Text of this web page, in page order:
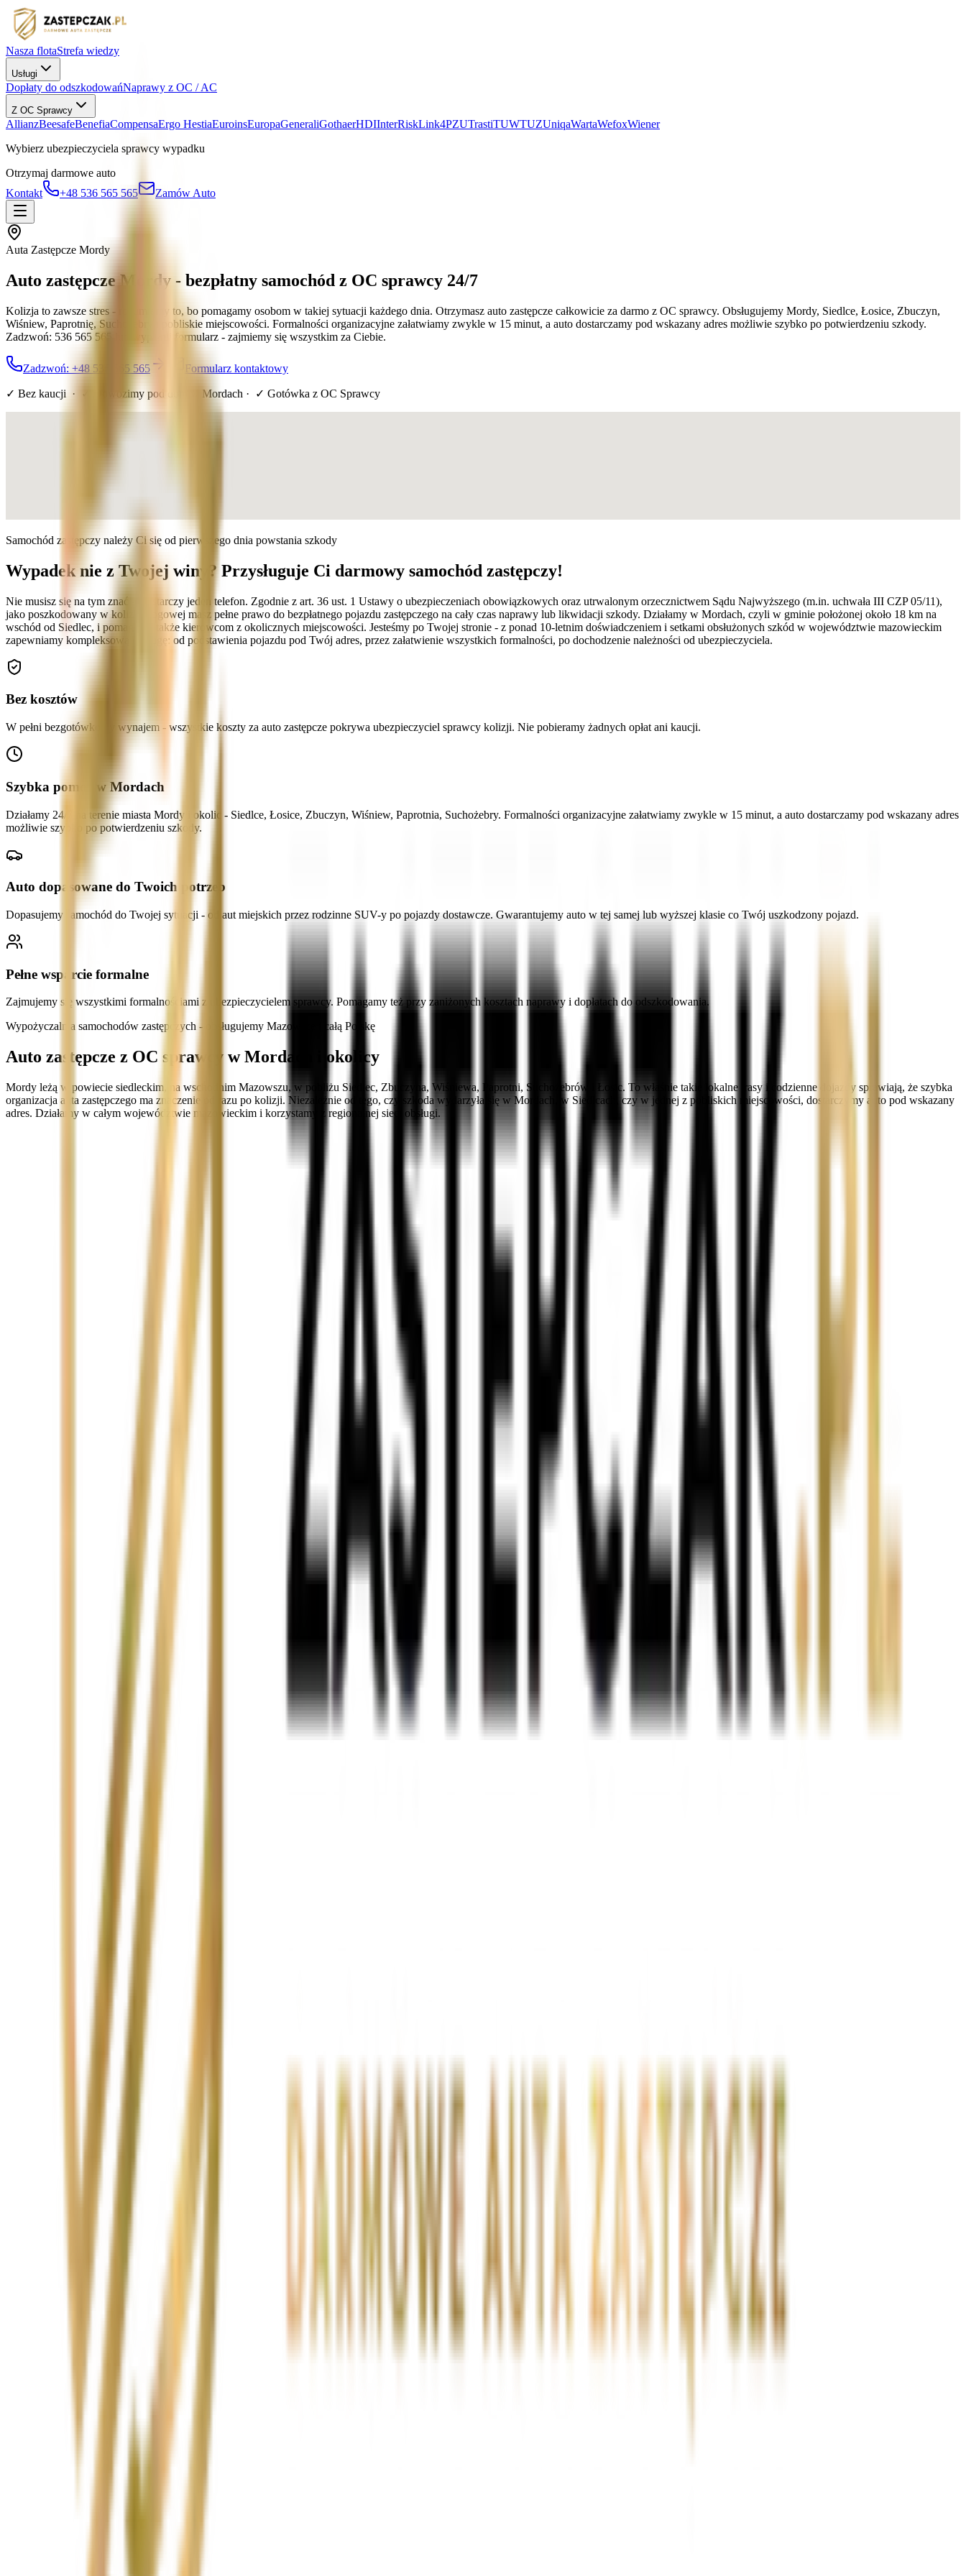
Nasza flotaStrefa wiedzy
Usługi
Dopłaty do odszkodowańNaprawy z OC / AC
Z OC Sprawcy
AllianzBeesafeBenefiaCompensaErgo HestiaEuroinsEuropaGeneraliGothaerHDIInterRiskLink4PZUTrastiTUWTUZUniqaWartaWefoxWiener
Wybierz ubezpieczyciela sprawcy wypadku
Otrzymaj darmowe auto
Kontakt
+48 536 565 565 Zamów Auto
Auta Zastępcze Mordy
Auto zastępcze Mordy - bezpłatny samochód z OC sprawcy 24/7
Kolizja to zawsze stres - rozumiemy to, bo pomagamy osobom w takiej sytuacji każdego dnia. Otrzymasz auto zastępcze całkowicie za darmo z OC sprawcy. Obsługujemy Mordy, Siedlce, Łosice, Zbuczyn,
Wiśniew, Paprotnię, Suchożebry i pobliskie miejscowości. Formalności organizacyjne załatwiamy zwykle w 15 minut, a auto dostarczamy pod wskazany adres możliwie szybko po potwierdzeniu szkody.
Zadzwoń: 536 565 565 lub wypełnij formularz - zajmiemy się wszystkim za Ciebie.
Zadzwoń: +48 536 565 565 Formularz kontaktowy
✓ Bez kaucji · ✓ Dowozimy pod dom w Mordach · ✓ Gotówka z OC Sprawcy
Samochód zastępczy należy Ci się od pierwszego dnia powstania szkody
Wypadek nie z Twojej winy? Przysługuje Ci darmowy samochód zastępczy!
Nie musisz się na tym znać - wystarczy jeden telefon. Zgodnie z art. 36 ust. 1 Ustawy o ubezpieczeniach obowiązkowych oraz utrwalonym orzecznictwem Sądu Najwyższego (m.in. uchwała III CZP 05/11),
jako poszkodowany w kolizji drogowej masz pełne prawo do bezpłatnego pojazdu zastępczego na cały czas naprawy lub likwidacji szkody. Działamy w Mordach, czyli w gminie położonej około 18 km na
wschód od Siedlec, i pomagamy także kierowcom z okolicznych miejscowości. Jesteśmy po Twojej stronie - z ponad 10-letnim doświadczeniem i setkami obsłużonych szkód w województwie mazowieckim
zapewniamy kompleksową obsługę: od podstawienia pojazdu pod Twój adres, przez załatwienie wszystkich formalności, po dochodzenie należności od ubezpieczyciela.
Bez kosztów
W pełni bezgotówkowy wynajem - wszystkie koszty za auto zastępcze pokrywa ubezpieczyciel sprawcy kolizji. Nie pobieramy żadnych opłat ani kaucji.
Szybka pomoc w Mordach
Działamy 24/7 na terenie miasta Mordy i okolic - Siedlce, Łosice, Zbuczyn, Wiśniew, Paprotnia, Suchożebry. Formalności organizacyjne załatwiamy zwykle w 15 minut, a auto dostarczamy pod wskazany adres
możliwie szybko po potwierdzeniu szkody.
Auto dopasowane do Twoich potrzeb
Dopasujemy samochód do Twojej sytuacji - od aut miejskich przez rodzinne SUV-y po pojazdy dostawcze. Gwarantujemy auto w tej samej lub wyższej klasie co Twój uszkodzony pojazd.
Pełne wsparcie formalne
Zajmujemy się wszystkimi formalnościami z ubezpieczycielem sprawcy. Pomagamy też przy zaniżonych kosztach naprawy i dopłatach do odszkodowania.
Wypożyczalnia samochodów zastępczych - obsługujemy Mazowsze i całą Polskę
Auto zastępcze z OC sprawcy w Mordach i okolicy
Mordy leżą w powiecie siedleckim, na wschodnim Mazowszu, w pobliżu Siedlec, Zbuczyna, Wiśniewa, Paprotni, Suchożebrów i Łosic. To właśnie takie lokalne trasy i codzienne dojazdy sprawiają, że szybka
organizacja auta zastępczego ma znaczenie od razu po kolizji. Niezależnie od tego, czy szkoda wydarzyła się w Mordach, w Siedlcach, czy w jednej z pobliskich miejscowości, dostarczymy auto pod wskazany
adres. Działamy w całym województwie mazowieckim i korzystamy z regionalnej sieci obsługi.